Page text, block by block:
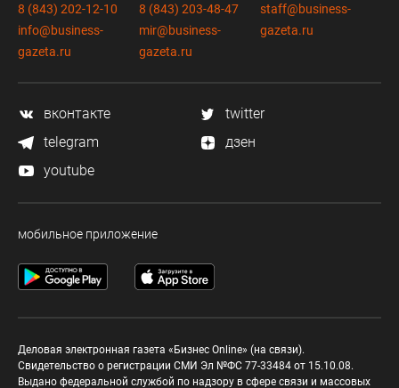
8 (843) 202-12-10
info@business-
gazeta.ru
8 (843) 203-48-47
mir@business-
gazeta.ru
staff@business-
gazeta.ru
вконтакте
twitter
telegram
дзен
youtube
мобильное приложение
Деловая электронная газета «Бизнес Online» (на связи).
Свидетельство о регистрации СМИ Эл №ФС 77-33484 от 15.10.08.
Выдано федеральной службой по надзору в сфере связи и массовых